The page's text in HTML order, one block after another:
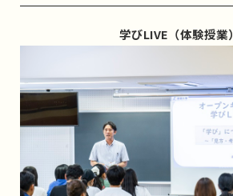
学びLIVE（体験授業）